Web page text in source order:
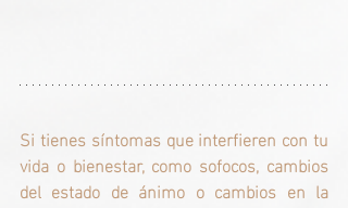
Si tienes síntomas que interfieren con tu
vida o bienestar, como sofocos, cambios
del estado de ánimo o cambios en la